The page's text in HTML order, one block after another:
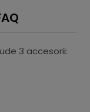
3 accesorii: